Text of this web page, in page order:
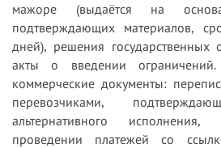
мажоре (выдаётся на
подтверждающих материалов,
дней), решения государственных
акты о введении
коммерческие документы:
перевозчиками,
альтернативного
проведении платежей со